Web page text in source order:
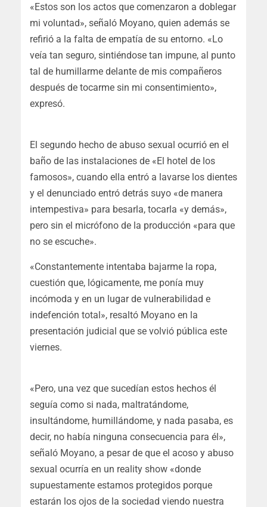
«Estos son los actos que comenzaron a doblegar
mi voluntad», señaló Moyano, quien además se
refirió a la falta de empatía de su entorno. «Lo
veía tan seguro, sintiéndose tan impune, al punto
tal de humillarme delante de mis compañeros
después de tocarme sin mi consentimiento»,
expresó.
El segundo hecho de abuso sexual ocurrió en el
baño de las instalaciones de «El hotel de los
famosos», cuando ella entró a lavarse los dientes
y el denunciado entró detrás suyo «de manera
intempestiva» para besarla, tocarla «y demás»,
pero sin el micrófono de la producción «para que
no se escuche».
«Constantemente intentaba bajarme la ropa,
cuestión que, lógicamente, me ponía muy
incómoda y en un lugar de vulnerabilidad e
indefención total», resaltó Moyano en la
presentación judicial que se volvió pública este
viernes.
«Pero, una vez que sucedían estos hechos él
seguía como si nada, maltratándome,
insultándome, humillándome, y nada pasaba, es
decir, no había ninguna consecuencia para él»,
señaló Moyano, a pesar de que el acoso y abuso
sexual ocurría en un reality show «donde
supuestamente estamos protegidos porque
estarán los ojos de la sociedad viendo nuestra